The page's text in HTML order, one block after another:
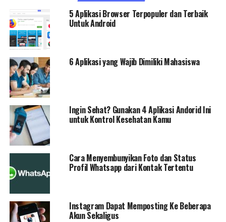
5 Aplikasi Browser Terpopuler dan Terbaik
Untuk Android
6 Aplikasi yang Wajib Dimiliki Mahasiswa
Ingin Sehat? Gunakan 4 Aplikasi Andorid Ini
untuk Kontrol Kesehatan Kamu
Cara Menyembunyikan Foto dan Status
Profil Whatsapp dari Kontak Tertentu
Instagram Dapat Memposting Ke Beberapa
Akun Sekaligus